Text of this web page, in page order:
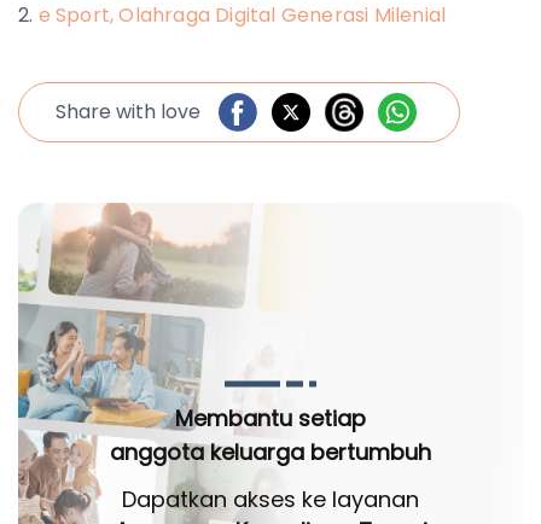
e Sport, Olahraga Digital Generasi Milenial
Share with love
Membantu setiap
anggota keluarga bertumbuh
Dapatkan akses ke layanan